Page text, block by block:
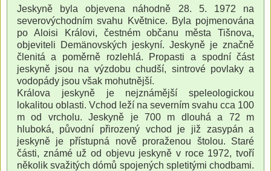
Jeskyně byla objevena náhodně 28. 5. 1972 na
severovýchodním svahu Květnice. Byla pojmenována
po Aloisi Královi, čestném občanu města Tišnova,
objeviteli Demänovských jeskyní. Jeskyně je značně
členitá a poměrně rozlehlá. Propasti a spodní část
jeskyně jsou na výzdobu chudší, sintrové povlaky a
vodopády jsou však mohutnější.
Králova jeskyně je nejznámější speleologickou
lokalitou oblasti. Vchod leží na severním svahu cca 100
m od vrcholu. Jeskyně je 700 m dlouhá a 72 m
hluboká, původní přirozený vchod je již zasypán a
jeskyně je přístupná nově proraženou štolou. Staré
části, známé už od objevu jeskyně v roce 1972, tvoří
několik svažitých dómů spojených spletitými chodbami.